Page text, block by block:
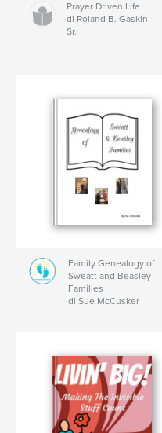
Prayer Driven Life
di Roland B. Gaskin
Sr.
Family Genealogy of
Sweatt and Beasley
Families
di Sue McCusker